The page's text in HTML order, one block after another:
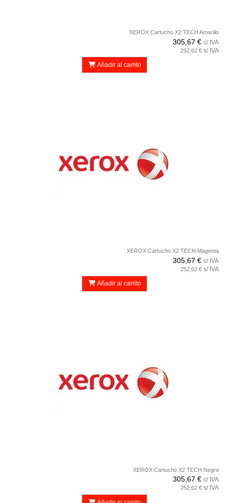
XEROX Cartucho X2 TECH Amarillo
305,67 € c/ IVA
252,62 € s/ IVA
Añadir al carrito
XEROX Cartucho X2 TECH Magenta
305,67 € c/ IVA
252,62 € s/ IVA
Añadir al carrito
XEROX Cartucho X2 TECH Negro
305,67 € c/ IVA
252,62 € s/ IVA